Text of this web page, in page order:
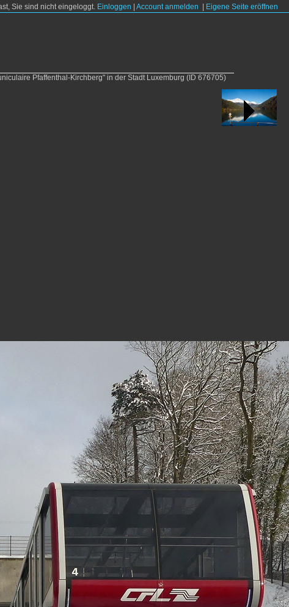
Sie sind nicht eingeloggt. Einloggen Account anmelden Eigene Seite eröffnen
Pfaffenthal-Kirchberg" in der Stadt Luxemburg (ID 676705)